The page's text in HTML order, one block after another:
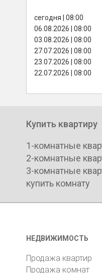
сегодня | 08:00
06.08.2026 | 08:00
03.08.2026 | 08:00
27.07.2026 | 08:00
23.07.2026 | 08:00
22.07.2026 | 08:00
Купить квартиру
1-комнатные
2-комнатные
3-комнатные
купить комнату
НЕДВИЖИМОСТЬ
Продажа квартир
Продажа комнат